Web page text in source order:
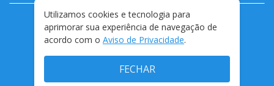
FALE CONOSCO
PRIVACIDADE
TERMOS E CONDIÇÕES DE USO
Utilizamos cookies e tecnologia para
aprimorar sua experiência de navegação de
acordo com o Aviso de Privacidade.
FECHAR